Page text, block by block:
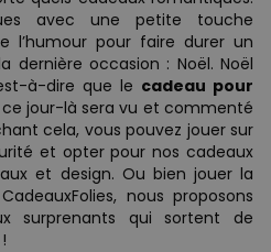
avec une petite touche
l’humour pour faire durer un
dernière occasion : Noël. Noël
à-dire que le cadeau pour
ce jour-là sera vu et commenté
cela, vous pouvez jouer sur
et opter pour nos cadeaux
et design. Ou bien jouer la
nous proposons
surprenants qui sortent de